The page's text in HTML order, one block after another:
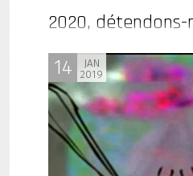
2020, détendons-
14
JAN
2019